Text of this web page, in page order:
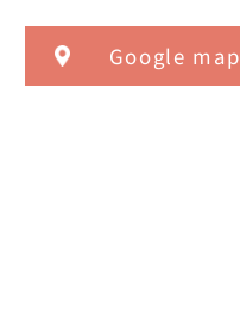
Google map